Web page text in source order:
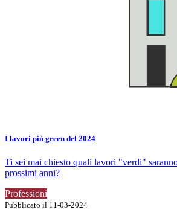
I lavori più green del 2024
Ti sei mai chiesto quali lavori "verdi"
prossimi anni?
Professioni
Pubblicato il 11-03-2024